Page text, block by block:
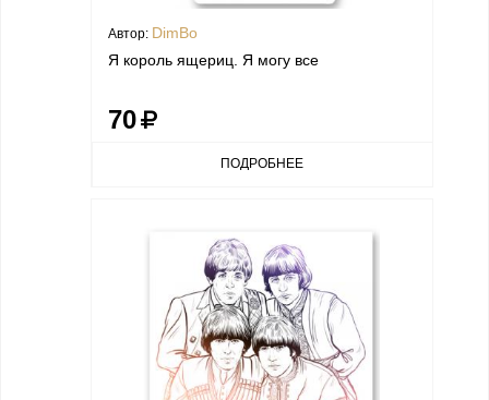
Автор: DimBo
Я король ящериц. Я могу все
70
ПОДРОБНЕЕ